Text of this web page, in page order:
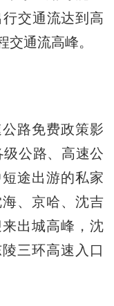
交通流达到高
通流高峰。
路免费政策影
公路、高速公
途出游的私家
、京哈、沈吉
出城高峰，沈
三环高速入口